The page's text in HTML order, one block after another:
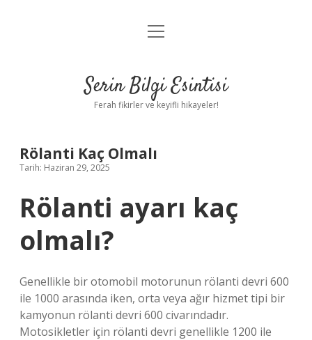
Anasayfa
Yasal Uyarı
menüyü
Serin Bilgi Esintisi
Ferah fikirler ve keyifli hikayeler!
Rölanti Kaç Olmalı
Tarih: Haziran 29, 2025
Rölanti ayarı kaç
olmalı?
Genellikle bir otomobil motorunun rölanti devri 600
ile 1000 arasında iken, orta veya ağır hizmet tipi bir
kamyonun rölanti devri 600 civarındadır.
Motosikletler için rölanti devri genellikle 1200 ile